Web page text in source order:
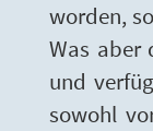
worden,
Was aber
und
sowohl